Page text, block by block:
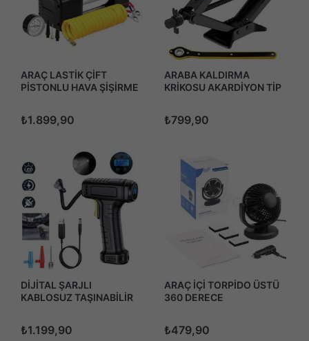
ARAÇ LASTİK ÇİFT
PİSTONLU HAVA ŞİŞİRME
VOLT
₺1.899,90
ARABA KALDIRMA
KRİKOSU AKARDİYON TİP
₺799,90
DİJİTAL ŞARJLI
KABLOSUZ TAŞINABİLİR
IŞIKLI
₺1.199,90
ARAÇ İÇİ TORPİDO ÜSTÜ
360 DERECE
₺479,90